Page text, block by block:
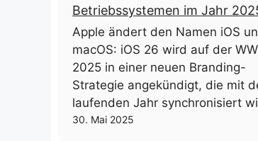
Betriebssystemen im Jahr
Apple ändert den Namen iOS
macOS: iOS 26 wird auf der
2025 in einer neuen Branding-
Strategie angekündigt, die mit
laufenden Jahr synchronisiert
30. Mai 2025